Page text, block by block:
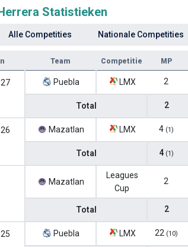
Statistieken
Alle Competities Nationale Competities
Team Competitie MP
Puebla LMX 2
Total 2
Mazatlan LMX 4 (1)
Total 4 (1)
Mazatlan
Leagues
Cup
2
Total 2
Puebla LMX 22 (10)